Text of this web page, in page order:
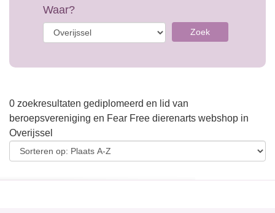
Waar?
Zoek
0 zoekresultaten gediplomeerd en lid van
beroepsvereniging en Fear Free dierenarts webshop in
Overijssel